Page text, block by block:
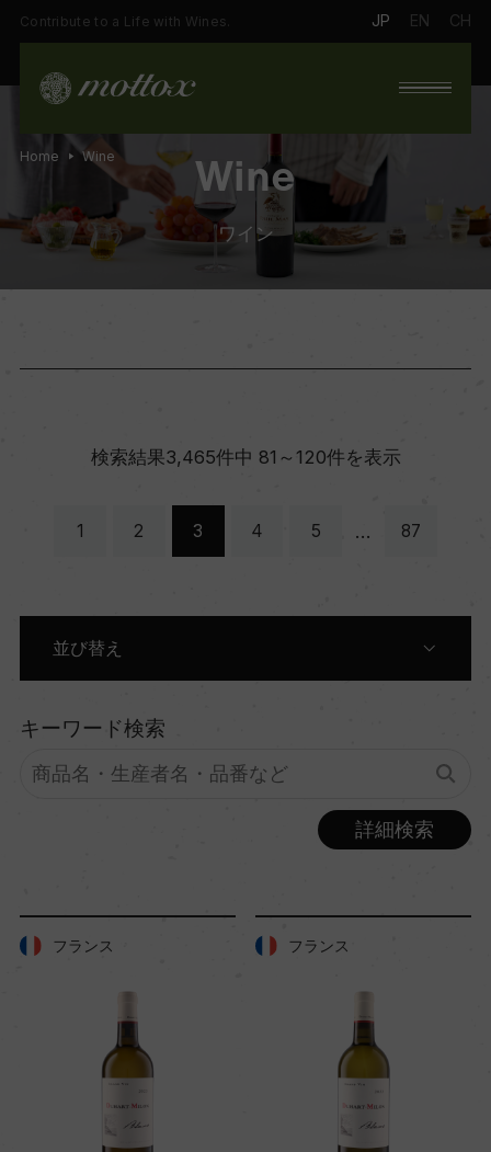
Contribute to a Life with Wines. JP EN CH
Wine
ワイン
Home Wine
検索結果3,465件中 81～120件を表示
1 2 3 4 5 … 87
並び替え
原産国別に表示
生産者別に表示
色別に表示
ヴィンテージ順に表示
キーワード検索
詳細検索
フランス フランス